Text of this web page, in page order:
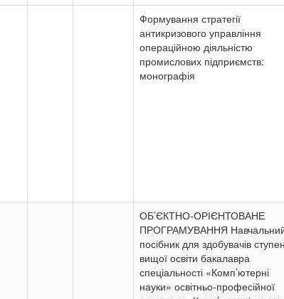
Формування стратегії
антикризового управління
операційною діяльністю
промислових підприємств:
монографія
ОБ’ЄКТНО-ОРІЄНТОВАНЕ
ПРОГРАМУВАННЯ
посібник для здобувачів
вищої освіти бакалавра
спеціальності «Комп’ютерні
науки» освітньо-професійної